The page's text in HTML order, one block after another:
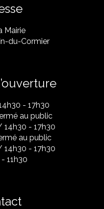
Mairie
du-Cormier
- 17h30
au public
14h30 - 17h30
au public
14h30 - 17h30
11h30